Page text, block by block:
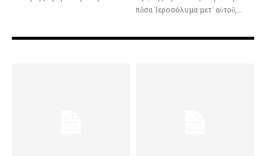
πᾶσα Ἱεροσόλυμα μετ᾿ αὐτοῦ,...